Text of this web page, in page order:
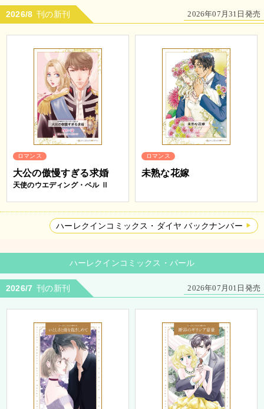
2026/8 刊の新刊 2026年07月31日発売
ロマンス
大公の傲慢すぎる求婚
天使のウエディング・ベル Ⅱ
ロマンス
未熟な花嫁
ハーレクインコミックス・ダイヤ バックナンバー
ハーレクインコミックス・パール
2026/7 刊の新刊 2026年07月01日発売